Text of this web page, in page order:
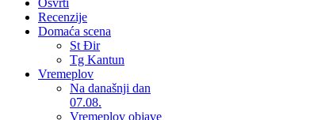
Osvrti
Recenzije
Domaća scena
St Đir
Tg Kantun
Vremeplov
Na današnji dan
07.08.
Vremeplov objave